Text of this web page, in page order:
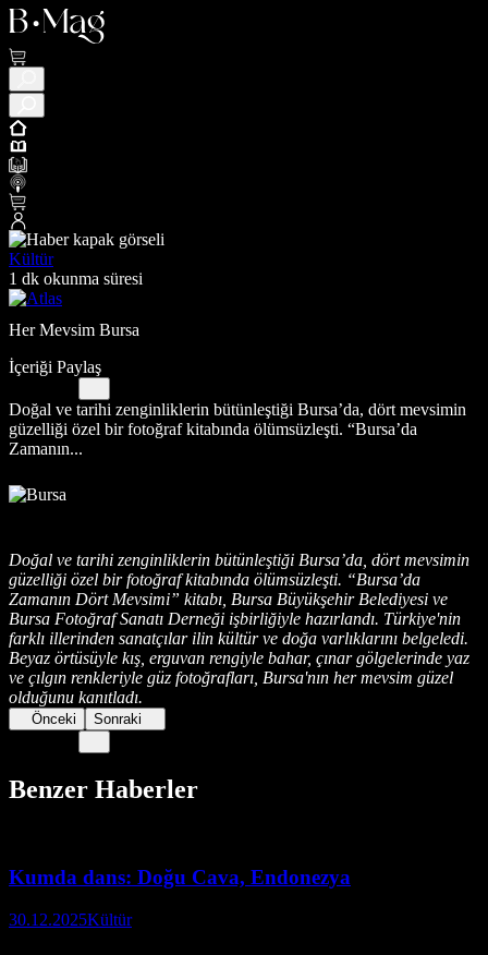
Kültür
1 dk okunma süresi
Her Mevsim Bursa
İçeriği Paylaş
Doğal ve tarihi zenginliklerin bütünleştiği Bursa’da, dört mevsimin
güzelliği özel bir fotoğraf kitabında ölümsüzleşti. “Bursa’da
Zamanın...
Doğal ve tarihi zenginliklerin bütünleştiği Bursa’da, dört mevsimin
güzelliği özel bir fotoğraf kitabında ölümsüzleşti. “Bursa’da
Zamanın Dört Mevsimi” kitabı, Bursa Büyükşehir Belediyesi ve
Bursa Fotoğraf Sanatı Derneği işbirliğiyle hazırlandı. Türkiye'nin
farklı illerinden sanatçılar ilin kültür ve doğa varlıklarını belgeledi.
Beyaz örtüsüyle kış, erguvan rengiyle bahar, çınar gölgelerinde yaz
ve çılgın renkleriyle güz fotoğrafları, Bursa'nın her mevsim güzel
olduğunu kanıtladı.
Önceki Sonraki
Benzer Haberler
Kumda dans: Doğu Cava, Endonezya
30.12.2025Kültür